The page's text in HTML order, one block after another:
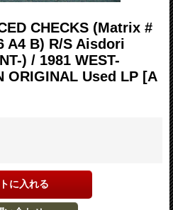
CHECKS (Matrix #
A4 B) R/S Aisdori
) / 1981 WEST-
ORIGINAL Used LP [A